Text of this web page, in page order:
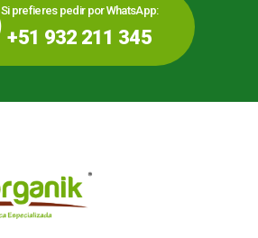
Si prefieres pedir por WhatsApp:
+51 932 211 345